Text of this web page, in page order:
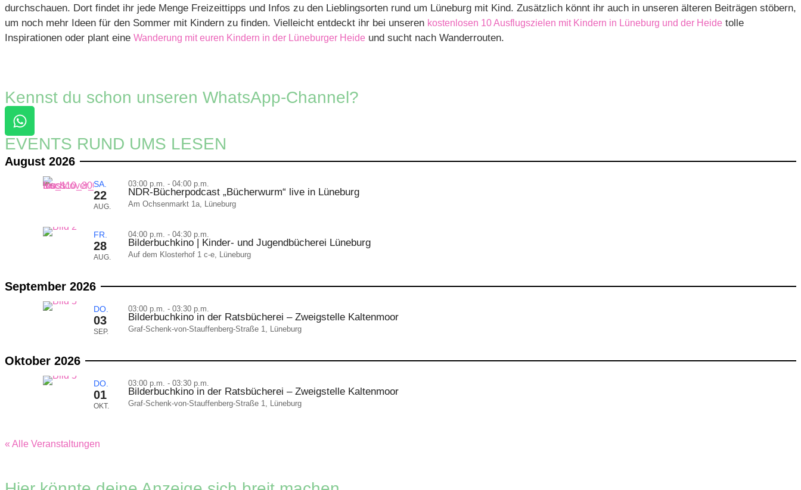
durchschauen. Dort findet ihr jede Menge Freizeittipps und Infos zu den Lieblingsorten rund um Lüneburg mit Kind. Zusätzlich könnt ihr auch in unseren älteren Beiträgen stöbern,
um noch mehr Ideen für den Sommer mit Kindern zu finden. Vielleicht entdeckt ihr bei unseren kostenlosen 10 Ausflugszielen mit Kindern in Lüneburg und der Heide tolle
Inspirationen oder plant eine Wanderung mit euren Kindern in der Lüneburger Heide und sucht nach Wanderrouten.
Kennst du schon unseren WhatsApp-Channel?
EVENTS RUND UMS LESEN
August 2026
SA.
22
AUG.
03:00 p.m. - 04:00 p.m.
NDR-Bücherpodcast „Bücherwurm“ live in Lüneburg
Am Ochsenmarkt 1a, Lüneburg
FR.
28
AUG.
04:00 p.m. - 04:30 p.m.
Bilderbuchkino | Kinder- und Jugendbücherei Lüneburg
Auf dem Klosterhof 1 c-e, Lüneburg
September 2026
DO.
03
SEP.
03:00 p.m. - 03:30 p.m.
Bilderbuchkino in der Ratsbücherei – Zweigstelle Kaltenmoor
Graf-Schenk-von-Stauffenberg-Straße 1, Lüneburg
Oktober 2026
DO.
01
OKT.
03:00 p.m. - 03:30 p.m.
Bilderbuchkino in der Ratsbücherei – Zweigstelle Kaltenmoor
Graf-Schenk-von-Stauffenberg-Straße 1, Lüneburg
« Alle Veranstaltungen